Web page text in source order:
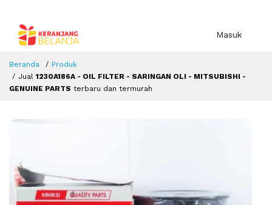
Masuk
Beranda
Produk
Jual 1230A186A - OIL FILTER - SARINGAN OLI - MITSUBISHI -
GENUINE PARTS terbaru dan termurah